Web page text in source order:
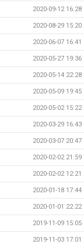
2020-09-12 16:28
2020-08-29 15:20
2020-06-07 16:41
2020-05-27 19:36
2020-05-14 22:28
2020-05-09 19:45
2020-05-02 15:22
2020-03-29 16:43
2020-03-07 20:47
2020-02-02 21:59
2020-02-02 12:21
2020-01-18 17:44
2020-01-01 22:22
2019-11-09 15:05
2019-11-03 17:01